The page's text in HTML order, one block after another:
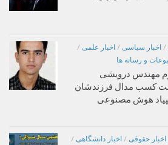
/ اخبار سیاسی / اخبار علمی /
و رسانه ها
مهندس درویشی
کسب مدال فرزندشان
هوش مصنوعی
اخبار حقوقی / اخبار دانشگاهی /